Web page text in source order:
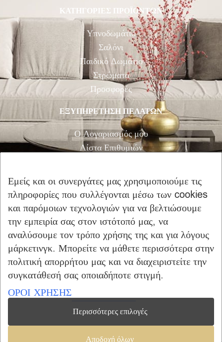
ΚΑΤΗΓΟΡΙΕΣ ΠΡΟΪΟΝΤΩΝ
Υπνοδωμάτιο
Σαλόνι
Παιδικό Δωμάτιο
Στρώματα
Προσφορές
ΕΞΥΠΗΡΕΤΗΣΗ ΠΕΛΑΤΩΝ
Ο Λογαριασμός μου
Λίστα Επιθυμιών
Καλάθι Αγορών
Επικοινωνία
ΠΛΗΡΟΦΟΡΙΕΣ
Όροι Χρήσης
Τρόποι Πληρωμής – Αποστολής
Προσωπικά Δεδομένα
Πολιτική Επιστροφής Προϊόντων
Εμείς και οι συνεργάτες μας χρησιμοποιούμε τις
πληροφορίες που συλλέγονται μέσω των cookies
και παρόμοιων τεχνολογιών για να βελτιώσουμε
την εμπειρία σας στον ιστότοπό μας, να
αναλύσουμε τον τρόπο χρήσης της και για λόγους
μάρκετινγκ. Μπορείτε να μάθετε περισσότερα στην
πολιτική απορρήτου μας και να διαχειριστείτε την
συγκατάθεσή σας οποιαδήποτε στιγμή.
ΟΡΟΙ ΧΡΗΣΗΣ
Περισσότερες επιλογές
Αποδοχή όλων